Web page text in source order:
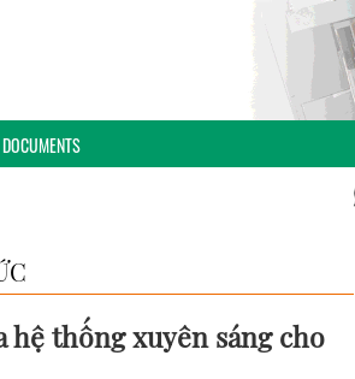
DOCUMENTS
hệ thống xuyên sáng cho